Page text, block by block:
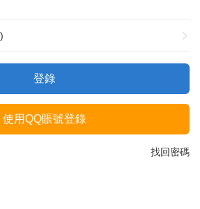
登錄
使用QQ賬號登錄
找回密碼